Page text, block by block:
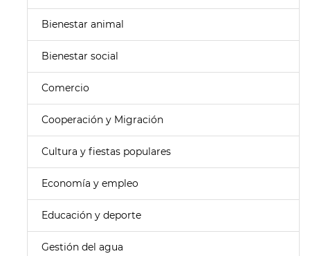
Bienestar animal
Bienestar social
Comercio
Cooperación y Migración
Cultura y fiestas populares
Economía y empleo
Educación y deporte
Gestión del agua